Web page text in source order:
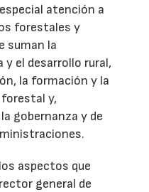
atención a
forestales y
suman la
el desarrollo rural,
la formación y la
y,
gobernanza y de
aspectos que
general de